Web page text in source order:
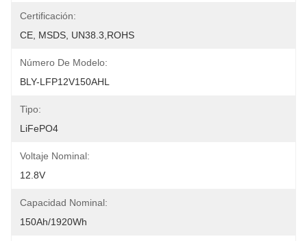
Certificación:
CE, MSDS, UN38.3,ROHS
Número De Modelo:
BLY-LFP12V150AHL
Tipo:
LiFePO4
Voltaje Nominal:
12.8V
Capacidad Nominal:
150Ah/1920Wh